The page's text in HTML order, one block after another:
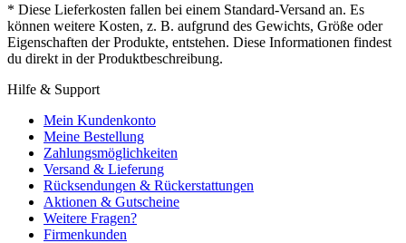
* Diese Lieferkosten fallen bei einem Standard-Versand an. Es
können weitere Kosten, z. B. aufgrund des Gewichts, Größe oder
Eigenschaften der Produkte, entstehen. Diese Informationen findest
du direkt in der Produktbeschreibung.
Hilfe & Support
Mein Kundenkonto
Meine Bestellung
Zahlungsmöglichkeiten
Versand & Lieferung
Rücksendungen & Rückerstattungen
Aktionen & Gutscheine
Weitere Fragen?
Firmenkunden